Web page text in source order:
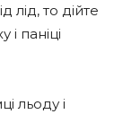
то дійте
паніці
льоду і